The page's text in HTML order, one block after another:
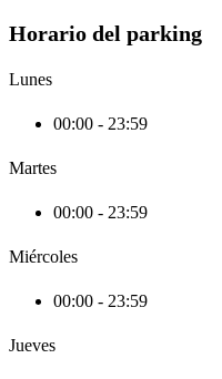
Horario del parking
Lunes
00:00 - 23:59
Martes
00:00 - 23:59
Miércoles
00:00 - 23:59
Jueves